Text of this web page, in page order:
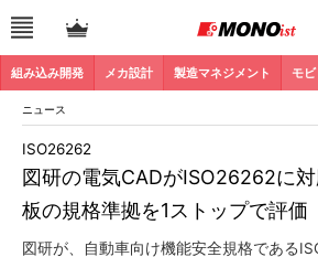
組み込み開発 メカ設計 製造マネジメント モ
ニュース
図研の電気CADがISO26262に
板の規格準拠を1ストップで評価
ISO26262
図研が、自動車向け機能安全規格である